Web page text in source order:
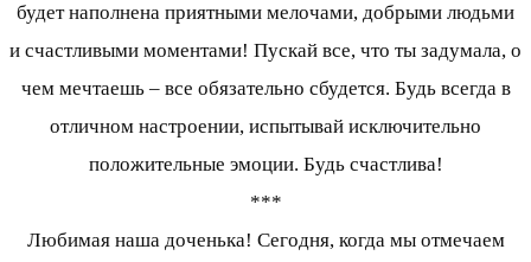
будет наполнена приятными мелочами, добрыми людьми
и счастливыми моментами! Пускай все, что ты задумала, о
чем мечтаешь – все обязательно сбудется. Будь всегда в
отличном настроении, испытывай исключительно
положительные эмоции. Будь счастлива!
***
Любимая наша доченька! Сегодня, когда мы отмечаем